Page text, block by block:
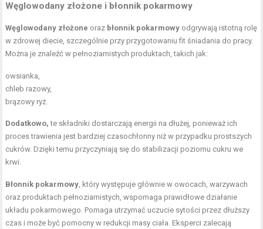
Węglowodany złożone i błonnik pokarmowy
Węglowodany złożone oraz błonnik pokarmowy odgrywają istotną rolę
w zdrowej diecie, szczególnie przy przygotowaniu fit śniadania do pracy.
Można je znaleźć w pełnoziarnistych produktach, takich jak:
owsianka,
chleb razowy,
brązowy ryż.
Dodatkowo, te składniki dostarczają energii na dłużej, ponieważ ich
proces trawienia jest bardziej czasochłonny niż w przypadku prostszych
cukrów. Dzięki temu przyczyniają się do stabilizacji poziomu cukru we
krwi.
Błonnik pokarmowy, który występuje głównie w owocach, warzywach
oraz produktach pełnoziarnistych, wspomaga prawidłowe działanie
układu pokarmowego. Pomaga utrzymać uczucie sytości przez dłuższy
czas i może być pomocny w redukcji masy ciała. Eksperci zalecają